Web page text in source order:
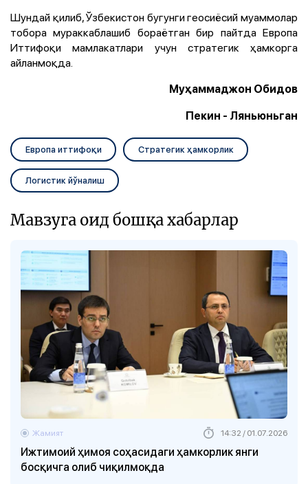
Шундай қилиб, Ўзбекистон бугунги геосиёсий муаммолар
тобора мураккаблашиб бораётган бир пайтда Европа
Иттифоқи мамлакатлари учун стратегик ҳамкорга
айланмоқда.
Муҳаммаджон Обидов
Пекин - Ляньюньган
Европа иттифоқи Стратегик ҳамкорлик
Логистик йўналиш
Мавзуга оид бошқа хабарлар
Ижтимоий ҳимоя соҳасидаги ҳамкорлик янги
босқичга олиб чиқилмоқда
Жамият 14:32 / 01.07.2026